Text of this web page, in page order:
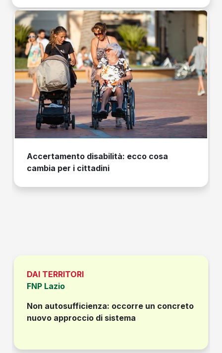
Accertamento disabilità: ecco cosa
cambia per i cittadini
DAI TERRITORI
FNP Lazio
Non autosufficienza: occorre un concreto
nuovo approccio di sistema